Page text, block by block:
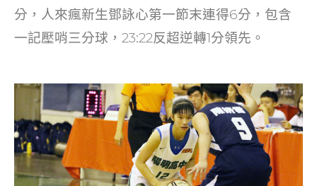
分，人來瘋新生鄧詠心第一節末連得6分，包含
一記壓哨三分球，23:22反超逆轉1分領先。